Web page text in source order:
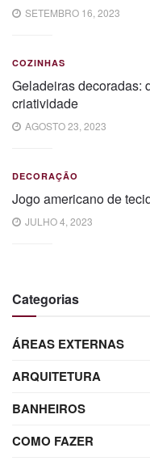
SETEMBRO 16, 2023
COZINHAS
Geladeiras decoradas:
criatividade
AGOSTO 23, 2023
DECORAÇÃO
Jogo americano de
JULHO 4, 2023
Categorias
ÁREAS EXTERNAS
ARQUITETURA
BANHEIROS
COMO FAZER